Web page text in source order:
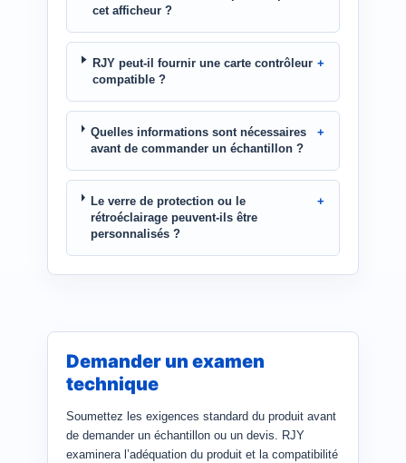
cet afficheur ?
RJY peut-il fournir une carte contrôleur
compatible ?
Quelles informations sont nécessaires
avant de commander un échantillon ?
Le verre de protection ou le
rétroéclairage peuvent-ils être
personnalisés ?
Demander un examen
technique
Soumettez les exigences standard du produit avant
de demander un échantillon ou un devis. RJY
examinera l’adéquation du produit et la compatibilité